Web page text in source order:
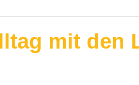
mit den